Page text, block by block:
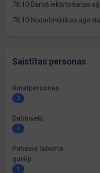
78.10 Darbā iekārtošanas
78.10 Nodarbinātības
Saistītas personas
Amatpersonas
2
Dalībnieki
1
Patiesie labuma
guvēji
1